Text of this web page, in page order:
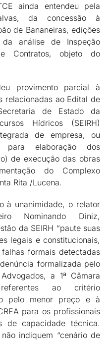
ainda entendeu pela
da concessão à
de Bananeiras, edições
análise de Inspeção
Contratos, objeto do
provimento parcial à
relacionadas ao Edital de
de Estado da
Hídricos (SEIRH)
de empresa, ou
para elaboração dos
de execução das obras
do Complexo
Rita /Lucena.
à unanimidade, o relator
Nominando Diniz,
da SEIRH “paute suas
legais e constitucionais,
formais detectadas
formalizada pelo
a 1ª Câmara
ao critério
pelo menor preço e à
para os profissionais
de capacidade técnica.
indiquem “cenário de